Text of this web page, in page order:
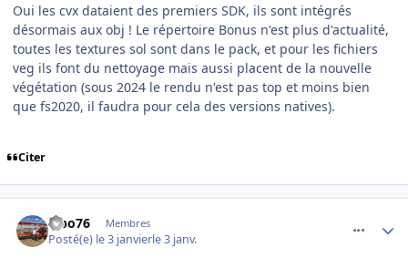
Oui les cvx dataient des premiers SDK, ils sont intégrés
désormais aux obj ! Le répertoire Bonus n'est plus d'actualité,
toutes les textures sol sont dans le pack, et pour les fichiers
veg ils font du nettoyage mais aussi placent de la nouvelle
végétation (sous 2024 le rendu n'est pas top et moins bien
que fs2020, il faudra pour cela des versions natives).
Citer
ixbo76 Membres
Posté(e) le 3 janvierle 3 janv.